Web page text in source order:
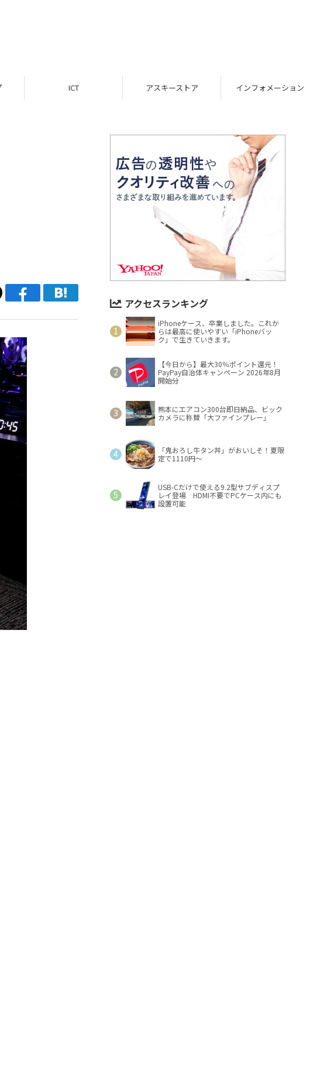
ICT アスキーストア インフォメーション
アクセスランキング
iPhoneケース、卒業しました。これか
らは最高に使いやすい「iPhoneバッ
ク」で生きていきます。
【今日から】最大30％ポイント還元！
PayPay自治体キャンペーン 2026年8月
開始分
熊本にエアコン300台即日納品、ビック
カメラに称賛「大ファインプレー」
「鬼おろし牛タン丼」がおいしそ！夏限
定で1110円～
USB-Cだけで使える9.2型サブディスプ
レイ登場 HDMI不要でPCケース内にも
設置可能